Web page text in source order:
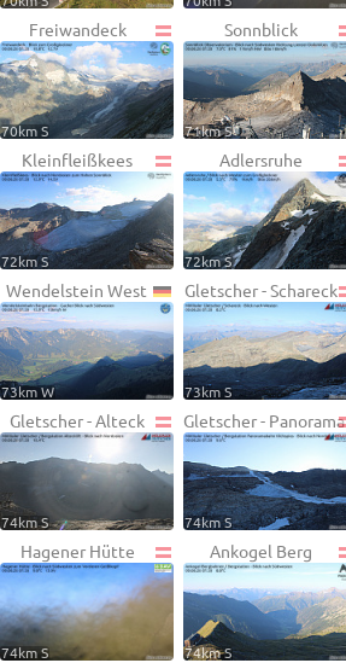
Freiwandeck
70km S
Sonnblick
71km S
Kleinfleißkees
72km S
Adlersruhe
72km S
Wendelstein West
73km W
Gletscher - Schareck
73km S
Gletscher - Alteck
74km S
Gletscher - Panorama
74km S
Hagener Hütte
74km S
Ankogel Berg
74km S